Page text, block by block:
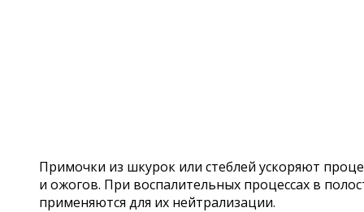
Примочки из шкурок или стеблей ускоряют
и ожогов. При воспалительных процессах в
применяются для их нейтрализации.